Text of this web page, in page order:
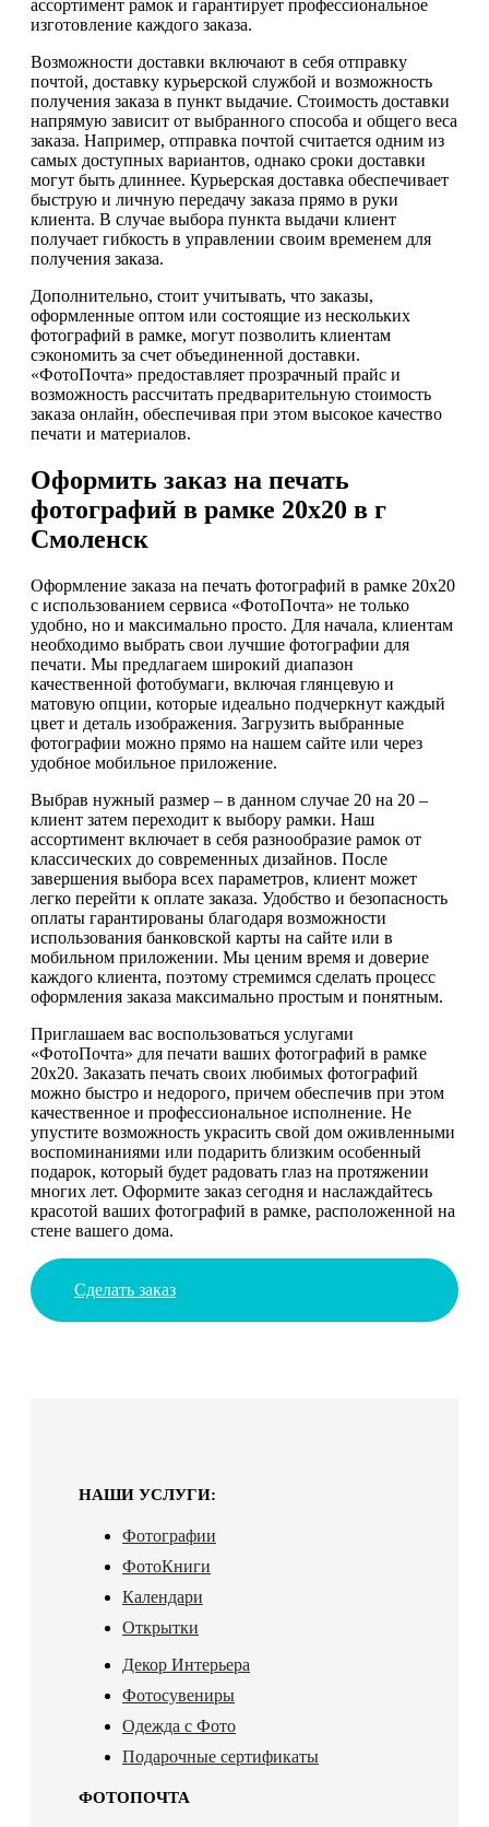
ассортимент рамок и гарантирует профессиональное
изготовление каждого заказа.
Возможности доставки включают в себя отправку
почтой, доставку курьерской службой и возможность
получения заказа в пункт выдачие. Стоимость доставки
напрямую зависит от выбранного способа и общего веса
заказа. Например, отправка почтой считается одним из
самых доступных вариантов, однако сроки доставки
могут быть длиннее. Курьерская доставка обеспечивает
быструю и личную передачу заказа прямо в руки
клиента. В случае выбора пункта выдачи клиент
получает гибкость в управлении своим временем для
получения заказа.
Дополнительно, стоит учитывать, что заказы,
оформленные оптом или состоящие из нескольких
фотографий в рамке, могут позволить клиентам
сэкономить за счет объединенной доставки.
«ФотоПочта» предоставляет прозрачный прайс и
возможность рассчитать предварительную стоимость
заказа онлайн, обеспечивая при этом высокое качество
печати и материалов.
Оформить заказ на печать
фотографий в рамке 20х20 в г
Смоленск
Оформление заказа на печать фотографий в рамке 20х20
с использованием сервиса «ФотоПочта» не только
удобно, но и максимально просто. Для начала, клиентам
необходимо выбрать свои лучшие фотографии для
печати. Мы предлагаем широкий диапазон
качественной фотобумаги, включая глянцевую и
матовую опции, которые идеально подчеркнут каждый
цвет и деталь изображения. Загрузить выбранные
фотографии можно прямо на нашем сайте или через
удобное мобильное приложение.
Выбрав нужный размер – в данном случае 20 на 20 –
клиент затем переходит к выбору рамки. Наш
ассортимент включает в себя разнообразие рамок от
классических до современных дизайнов. После
завершения выбора всех параметров, клиент может
легко перейти к оплате заказа. Удобство и безопасность
оплаты гарантированы благодаря возможности
использования банковской карты на сайте или в
мобильном приложении. Мы ценим время и доверие
каждого клиента, поэтому стремимся сделать процесс
оформления заказа максимально простым и понятным.
Приглашаем вас воспользоваться услугами
«ФотоПочта» для печати ваших фотографий в рамке
20х20. Заказать печать своих любимых фотографий
можно быстро и недорого, причем обеспечив при этом
качественное и профессиональное исполнение. Не
упустите возможность украсить свой дом оживленными
воспоминаниями или подарить близким особенный
подарок, который будет радовать глаз на протяжении
многих лет. Оформите заказ сегодня и наслаждайтесь
красотой ваших фотографий в рамке, расположенной на
стене вашего дома.
Сделать заказ
НАШИ УСЛУГИ:
Фотографии
ФотоКниги
Календари
Открытки
Декор Интерьера
Фотосувениры
Одежда с Фото
Подарочные сертификаты
ФОТОПОЧТА